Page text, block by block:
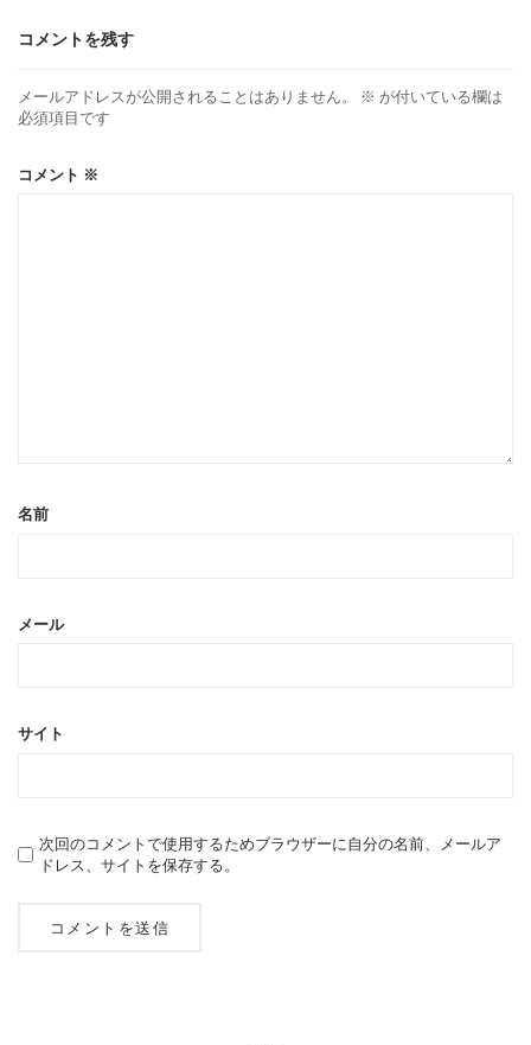
コメントを残す
メールアドレスが公開されることはありません。 ※ が付いている欄は
必須項目です
コメント ※
名前
メール
サイト
次回のコメントで使用するためブラウザーに自分の名前、メールア
ドレス、サイトを保存する。